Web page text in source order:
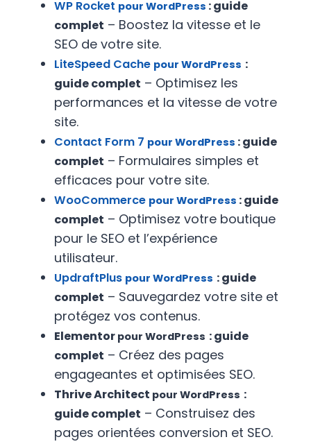
WP Rocket pour WordPress : guide
complet – Boostez la vitesse et le
SEO de votre site.
LiteSpeed Cache pour WordPress :
guide complet – Optimisez les
performances et la vitesse de votre
site.
Contact Form 7 pour WordPress : guide
complet – Formulaires simples et
efficaces pour votre site.
WooCommerce pour WordPress : guide
complet – Optimisez votre boutique
pour le SEO et l’expérience
utilisateur.
UpdraftPlus pour WordPress : guide
complet – Sauvegardez votre site et
protégez vos contenus.
Elementor pour WordPress : guide
complet – Créez des pages
engageantes et optimisées SEO.
Thrive Architect pour WordPress :
guide complet – Construisez des
pages orientées conversion et SEO.